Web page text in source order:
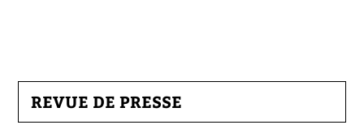
REVUE DE PRESSE